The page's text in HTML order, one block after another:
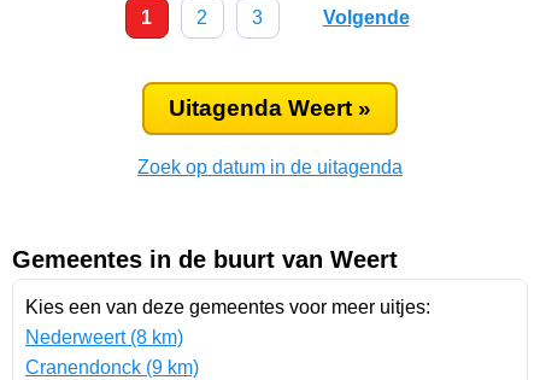
1 2 3 Volgende
Uitagenda Weert »
Zoek op datum in de uitagenda
Gemeentes in de buurt van Weert
Kies een van deze gemeentes voor meer uitjes:
Nederweert (8 km)
Cranendonck (9 km)